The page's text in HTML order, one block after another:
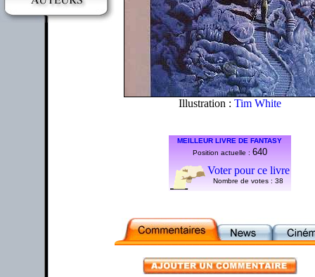
Illustration : Tim White
MEILLEUR LIVRE DE FANTASY
Position actuelle : 640
Voter pour ce livre
Nombre de votes : 38